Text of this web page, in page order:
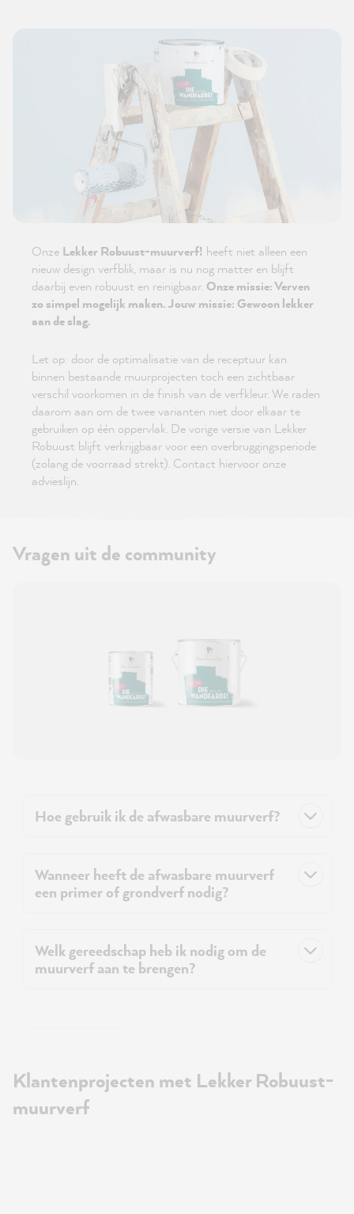
Onze Lekker Robuust-muurverf! heeft niet alleen een
nieuw design verfblik, maar is nu nog matter en blijft
daarbij even robuust en reinigbaar. Onze missie: Verven
zo simpel mogelijk maken. Jouw missie: Gewoon lekker
aan de slag.
Let op: door de optimalisatie van de receptuur kan
binnen bestaande muurprojecten toch een zichtbaar
verschil voorkomen in de finish van de verfkleur. We raden
daarom aan om de twee varianten niet door elkaar te
gebruiken op één oppervlak. De vorige versie van Lekker
Robuust blijft verkrijgbaar voor een overbruggingsperiode
(zolang de voorraad strekt). Contact hiervoor onze
advieslijn.
Vragen uit de community
Hoe gebruik ik de afwasbare muurverf?
Wanneer heeft de afwasbare muurverf
een primer of grondverf nodig?
Welk gereedschap heb ik nodig om de
muurverf aan te brengen?
Klantenprojecten met Lekker Robuust-
muurverf